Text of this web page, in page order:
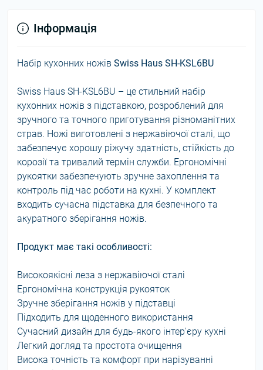
Інформація
Набір кухонних ножів Swiss Haus SH-KSL6BU
Swiss Haus SH-KSL6BU – це стильний набір
кухонних ножів з підставкою, розроблений для
зручного та точного приготування різноманітних
страв. Ножі виготовлені з нержавіючої сталі, що
забезпечує хорошу ріжучу здатність, стійкість до
корозії та тривалий термін служби. Ергономічні
рукоятки забезпечують зручне захоплення та
контроль під час роботи на кухні. У комплект
входить сучасна підставка для безпечного та
акуратного зберігання ножів.
Продукт має такі особливості:
Високоякісні леза з нержавіючої сталі
Ергономічна конструкція рукояток
Зручне зберігання ножів у підставці
Підходить для щоденного використання
Сучасний дизайн для будь-якого інтер'єру кухні
Легкий догляд та простота очищення
Висока точність та комфорт при нарізуванні